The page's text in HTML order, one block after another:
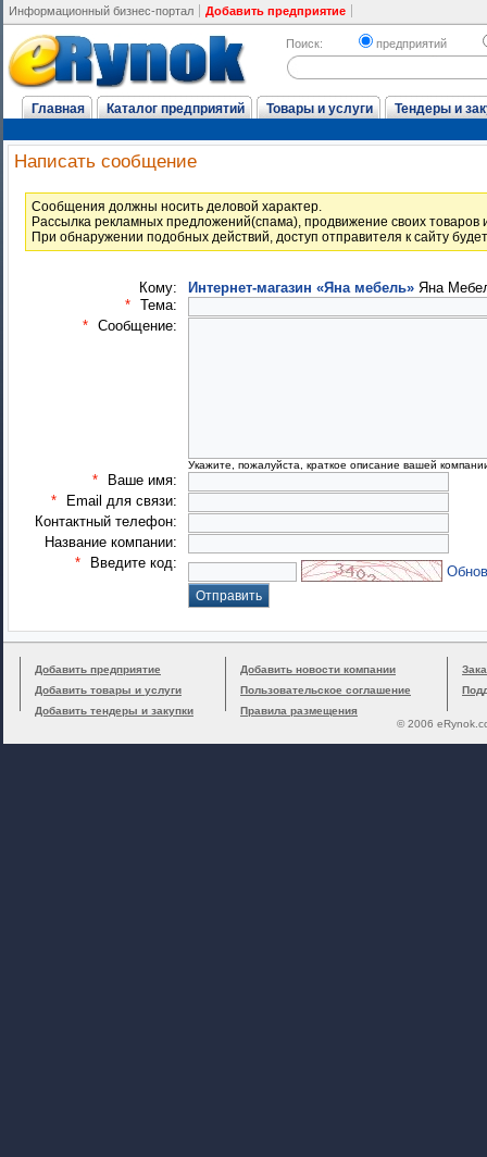
Информационный бизнес-портал Добавить предприятие
Поиск: предприятий
Главная Каталог предприятий Товары и услуги Тендеры и
Написать сообщение
Cообщения должны носить деловой характер.
Рассылка рекламных предложений(спама), продвижение своих товаров
При обнаружении подобных действий, доступ отправителя к сайту
Кому: Интернет-магазин «Яна мебель» Яна
* Тема:
* Сообщение:
Укажите, пожалуйста, краткое описание вашей
*
Ваше имя:
*
Email для связи:
Контактный телефон:
Название компании:
*
Введите код:
Добавить предприятие
Добавить товары и услуги
Добавить тендеры и закупки
Добавить новости компании
Пользовательское соглашение
Правила размещения
© 2006